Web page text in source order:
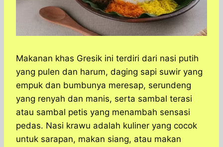
Makanan khas Gresik ini terdiri dari nasi putih
yang pulen dan harum, daging sapi suwir yang
empuk dan bumbunya meresap, serundeng
yang renyah dan manis, serta sambal terasi
atau sambal petis yang menambah sensasi
pedas. Nasi krawu adalah kuliner yang cocok
untuk sarapan, makan siang, atau makan